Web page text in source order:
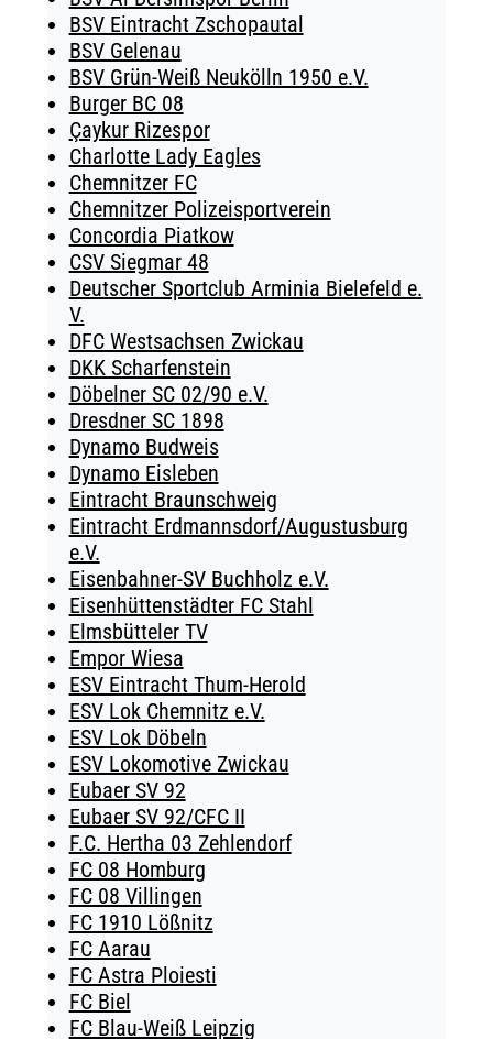
BSV Eintracht Zschopautal
BSV Gelenau
BSV Grün-Weiß Neukölln 1950 e.V.
Burger BC 08
Çaykur Rizespor
Charlotte Lady Eagles
Chemnitzer FC
Chemnitzer Polizeisportverein
Concordia Piatkow
CSV Siegmar 48
Deutscher Sportclub Arminia Bielefeld e.
V.
DFC Westsachsen Zwickau
DKK Scharfenstein
Döbelner SC 02/90 e.V.
Dresdner SC 1898
Dynamo Budweis
Dynamo Eisleben
Eintracht Braunschweig
Eintracht Erdmannsdorf/Augustusburg
e.V.
Eisenbahner-SV Buchholz e.V.
Eisenhüttenstädter FC Stahl
Elmsbütteler TV
Empor Wiesa
ESV Eintracht Thum-Herold
ESV Lok Chemnitz e.V.
ESV Lok Döbeln
ESV Lokomotive Zwickau
Eubaer SV 92
Eubaer SV 92/CFC II
F.C. Hertha 03 Zehlendorf
FC 08 Homburg
FC 08 Villingen
FC 1910 Lößnitz
FC Aarau
FC Astra Ploiesti
FC Biel
FC Blau-Weiß Leipzig